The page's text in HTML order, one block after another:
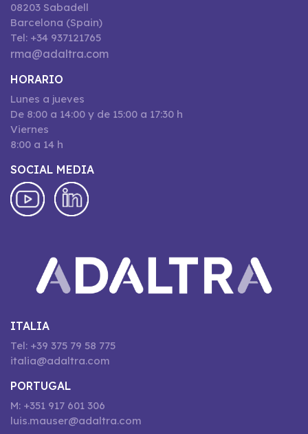
08203 Sabadell
Barcelona (Spain)
Tel: +34 937121765
rma@adaltra.com
HORARIO
Lunes a jueves
De 8:00 a 14:00 y de 15:00 a 17:30 h
Viernes
8:00 a 14 h
SOCIAL MEDIA
ITALIA
Tel: +39 375 79 58 775
italia@adaltra.com
PORTUGAL
M: +351 917 601 306
luis.mauser@adaltra.com